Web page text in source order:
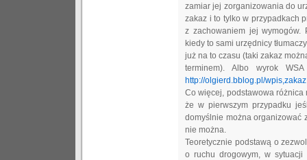
zamiar jej zorganizowania do
zakaz i to tylko w przypadkach
z zachowaniem jej wymogów.
kiedy to sami urzędnicy
już na to czasu (taki zakaz
terminem). Albo wyrok
http://olgierd.bblog.pl/
Co więcej, podstawowa różnica
że w pierwszym przypadku
domyślnie można organizować
nie można.
Teoretycznie podstawą o
o ruchu drogowym, w